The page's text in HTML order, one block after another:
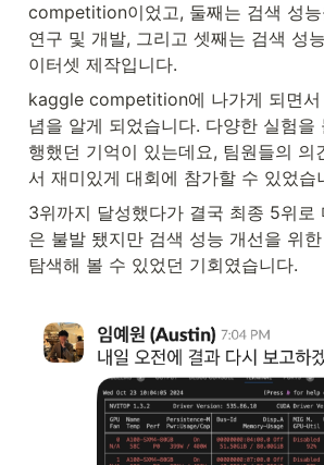
competition이었고, 둘째는 검색 성
연구 및 개발, 그리고 셋째는 검색 성
이터셋 제작입니다.
kaggle competition에 나가게 되면서
념을 알게 되었습니다. 다양한 실험을
행했던 기억이 있는데요, 팀원들의 의
서 재미있게 대회에 참가할 수 있었습
3위까지 달성했다가 결국 최종 5위로
은 불발 됐지만 검색 성능 개선을 위
탐색해 볼 수 있었던 기회였습니다.